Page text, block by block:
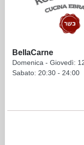
BellaCarne
Domenica - Giovedì:
Sabato: 20:30 - 24:00